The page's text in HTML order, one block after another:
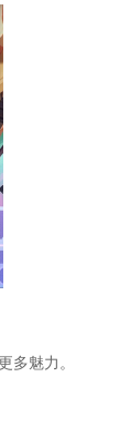
多魅力。